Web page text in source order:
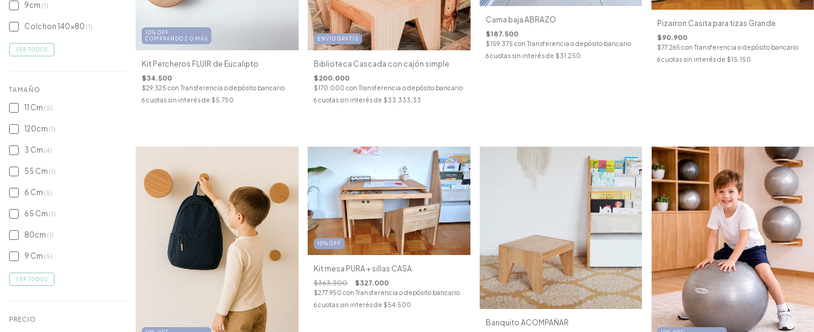
9cm (1)
Colchon 140x80 (1)
VER TODOS
TAMAÑO
11 Cm (5)
120cm (1)
3 Cm (4)
55 Cm (1)
6 Cm (5)
65 Cm (1)
80cm (1)
9 Cm (5)
VER TODOS
PRECIO
10% OFF
COMPRANDO 2 O MÁS
Kit Percheros FLUIR de Eucalipto
$34.500
$29.325 con Transferencia o depósito bancario
6cuotas sin interés de $5.750
ENVÍO GRATIS
Biblioteca Cascada con cajón simple
$200.000
$170.000 con Transferencia o depósito bancario
6cuotas sin interés de $33.333,33
Cama baja ABRAZO
$187.500
$159.375 con Transferencia o depósito bancario
6 cuotas sin interés de $31.250
Pizarron Casita para tizas Grande
$90.900
$77.265con Transferencia o depósito bancario
6cuotas sin interés de $15.150
10% OFF
Kit mesa PURA + sillas CASA
$363.300 $327.000
$277.950 con Transferencia o depósito bancario
6cuotas sin interés de $54.500
Banquito ACOMPAÑAR